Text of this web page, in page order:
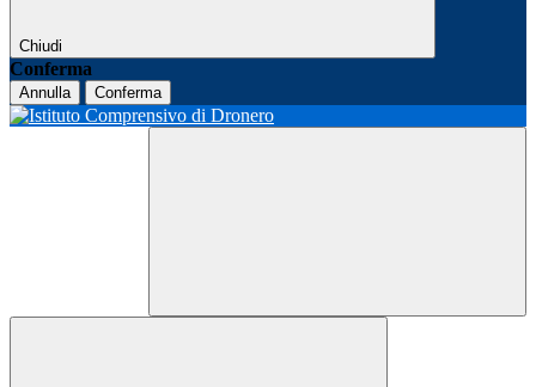
Chiudi
Conferma
Annulla Conferma